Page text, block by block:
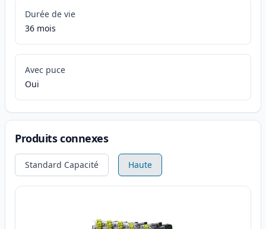
Durée de vie
36 mois
Avec puce
Oui
Produits connexes
Standard Capacité Haute